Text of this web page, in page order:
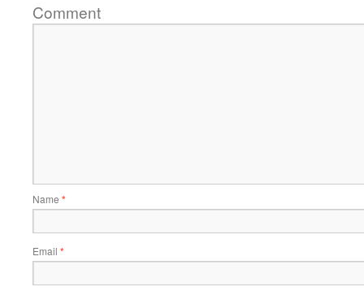
Comment
Name *
Email *